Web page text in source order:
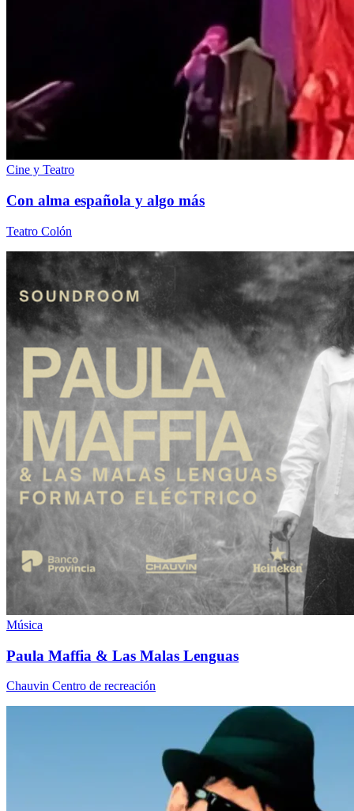
Cine y Teatro
Con alma española y algo más
Teatro Colón
Música
Paula Maffia & Las Malas Lenguas
Chauvin Centro de recreación